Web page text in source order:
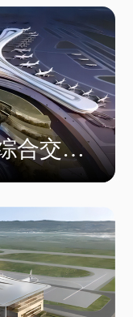
合交通